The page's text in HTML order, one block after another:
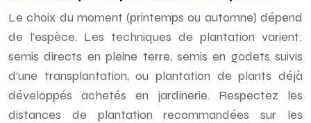
Le choix du moment (printemps ou automne) dépend
de l’espèce. Les techniques de plantation varient:
semis directs en pleine terre, semis en godets suivis
d’une transplantation, ou plantation de plants déjà
développés achetés en jardinerie. Respectez les
distances de plantation recommandées sur les